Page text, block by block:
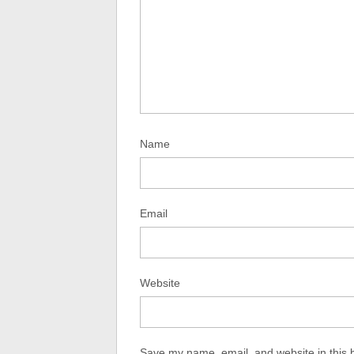
Name
Email
Website